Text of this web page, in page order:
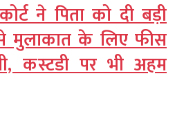
ने पिता को दी बड़ी
मुलाकात के लिए फीस
कस्टडी पर भी अहम